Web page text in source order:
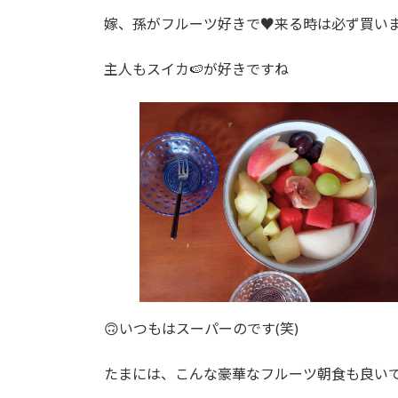
嫁、孫がフルーツ好きで♥来る時は必ず買い
主人もスイカ🍉が好きですね
🙃いつもはスーパーのです(笑)
たまには、こんな豪華なフルーツ朝食も良い